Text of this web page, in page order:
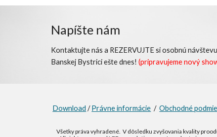
Napíšte nám
Kontaktujte nás a REZERVUJTEsi osobnú
Banskej Bystrici ešte dnes! (pripravujeme nový
Download /Právne informácie /Obchodné
Všetky práva vyhradené. V dôsledku zvyšovania kvality